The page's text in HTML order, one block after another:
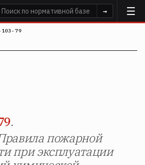
→
103-79
.
пожарной
при эксплуатации